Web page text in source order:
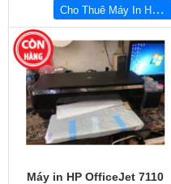
Cho Thuê Máy In HP OfficeJet Pro 8210 (D9L63A)
Máy in HP OfficeJet 7110